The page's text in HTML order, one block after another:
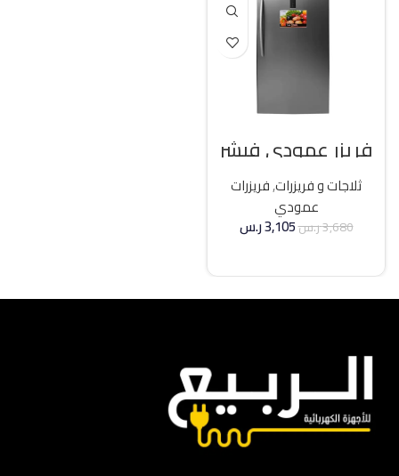
فريزر عمودي فيشر
21 قدم انفرتر – فضي
ثلاجات و فريزرات,فريزرات
عمودي
3,680ر.س3,105ر.س